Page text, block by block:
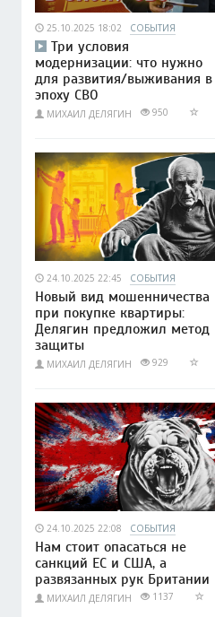
25.10.2025 18:02 СОБЫТИЯ
Три условия
модернизации: что нужно
для развития/выживания в
эпоху СВО
МИХАИЛ ДЕЛЯГИН 950
24.10.2025 22:45 СОБЫТИЯ
Новый вид мошенничества
при покупке квартиры:
Делягин предложил метод
защиты
МИХАИЛ ДЕЛЯГИН 929
24.10.2025 22:08 СОБЫТИЯ
Нам стоит опасаться не
санкций ЕС и США, а
развязанных рук Британии
МИХАИЛ ДЕЛЯГИН 1137